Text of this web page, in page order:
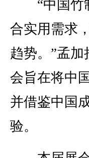
“中国竹制
合实用需求
趋势。”孟
会旨在将中
并借鉴中国
验。